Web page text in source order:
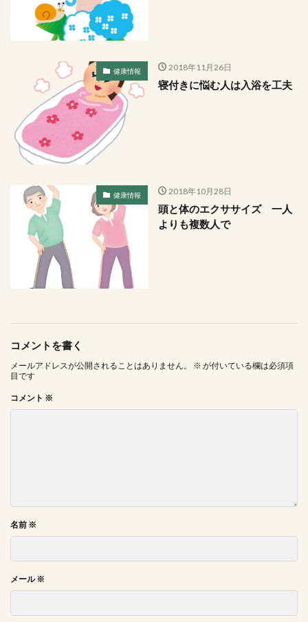
健康情報 2018年11月26日
寝付きに悩む人は入浴を工夫
健康情報 2018年10月28日
頭と体のエクササイズ 一人
よりも複数人で
コメントを書く
メールアドレスが公開されることはありません。 ※ が付いている欄は必須項
目です
コメント ※
名前 ※
メール※